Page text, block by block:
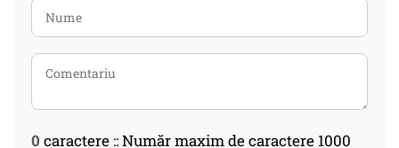
0 caractere :: Număr maxim de caractere 1000